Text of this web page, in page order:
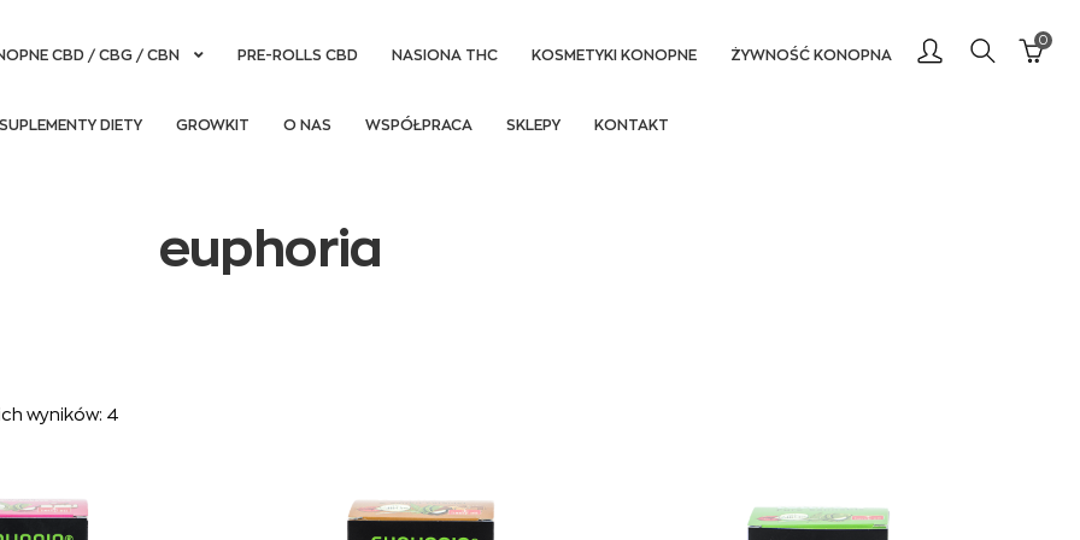
CBD / CBG / CBN PRE-ROLLS CBD NASIONA THC KOSMETYKI KONOPNE ŻYWNOŚĆ KONOPNA
SUPLEMENTY DIETY GROWKIT O NAS WSPÓŁPRACA SKLEPY KONTAKT
0
euphoria
wyników: 4